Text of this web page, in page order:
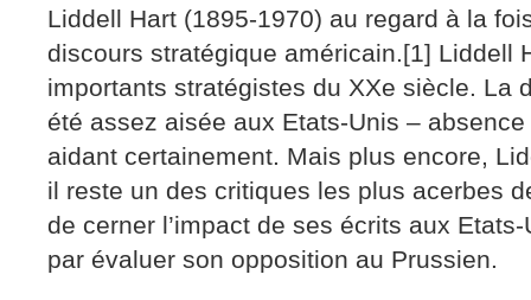
Liddell Hart (1895-1970) au regard à la
discours stratégique américain.[1] Liddell
importants stratégistes du XXe siècle. La
été assez aisée aux Etats-Unis –
aidant certainement. Mais plus encore,
il reste un des critiques les plus acerbes
de cerner l’impact de ses écrits aux
par évaluer son opposition au Prussien.